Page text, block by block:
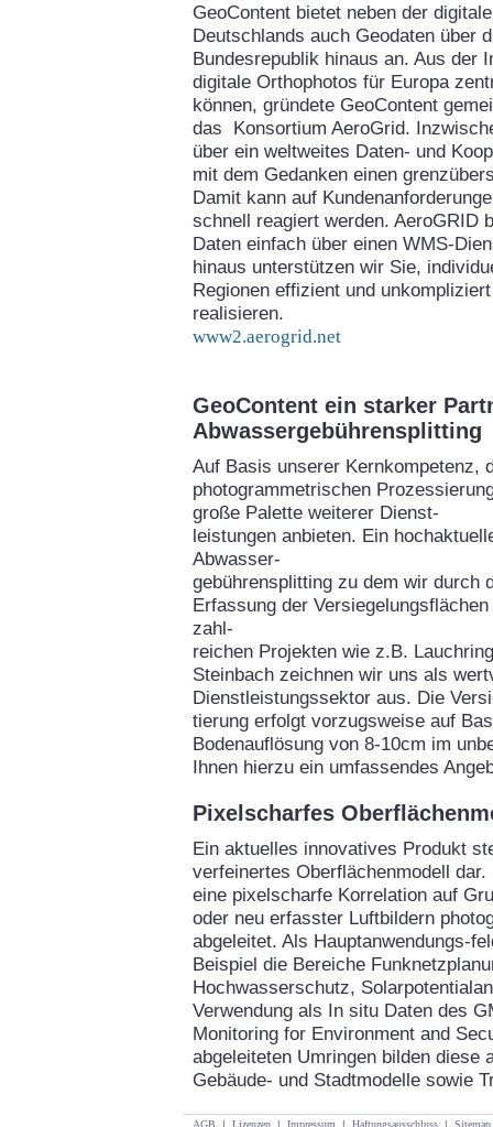
GeoContent bietet neben der
Deutschlands auch Geodaten über
Bundesrepublik hinaus an. Aus der
digitale Orthophotos für Europa
können, gründete GeoContent
das Konsortium AeroGrid.
über ein weltweites Daten- und
mit dem Gedanken einen
Damit kann auf
schnell reagiert werden. AeroGRID
Daten einfach über einen WMS-
hinaus unterstützen wir Sie,
Regionen effizient und
realisieren.
www2.aerogrid.net
GeoContent ein starker
Abwassergebührensplitting
Auf Basis unserer Kernkompetenz,
photogrammetrischen
große Palette weiterer Dienst-
leistungen anbieten. Ein
Abwasser-
gebührensplitting zu dem wir durch
Erfassung der
zahl-
reichen Projekten wie z.B.
Steinbach zeichnen wir uns als
Dienstleistungssektor aus. Die
tierung erfolgt vorzugsweise auf
Bodenauflösung von 8-10cm im
Ihnen hierzu ein umfassendes
Pixelscharfes
Ein aktuelles innovatives Produkt
verfeinertes Oberflächenmodell
eine pixelscharfe Korrelation auf
oder neu erfasster Luftbildern
abgeleitet. Als Hauptanwendungs-
Beispiel die Bereiche
Hochwasserschutz,
Verwendung als In situ Daten des
Monitoring for Environment and
abgeleiteten Umringen bilden diese
Gebäude- und Stadtmodelle sowie
AGB | Lizenzen | Impressum | Haftungsausschluss | Sitemap